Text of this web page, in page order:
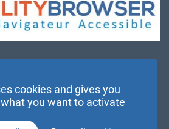
cookies and gives you
you want to activate